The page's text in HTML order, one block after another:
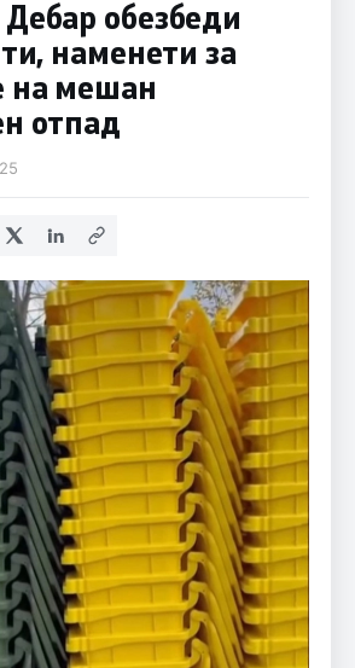
обезбеди
наменети за
на мешан
отпад